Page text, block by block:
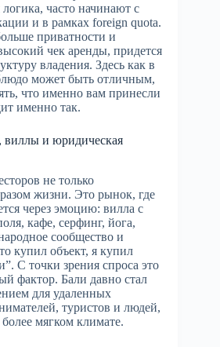
часто начинают с
и в рамках foreign quota.
приватности и
чек аренды, придется
владения. Здесь как в
может быть отличным,
что именно вам принесли
именно так.
виллы и юридическая
не только
жизни. Это рынок, где
через эмоцию: вилла с
кафе, серфинг, йога,
сообщество и
купил объект, я купил
С точки зрения спроса это
фактор. Бали давно стал
для удаленных
туристов и людей,
мягком климате.